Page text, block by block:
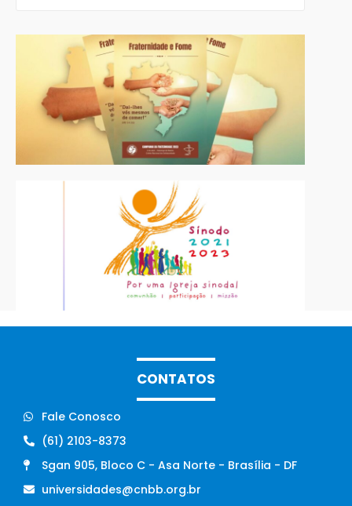
CONTATOS
Fale Conosco
(61) 2103-8373
Sgan 905, Bloco C - Asa Norte - Brasília - DF
universidades@cnbb.org.br